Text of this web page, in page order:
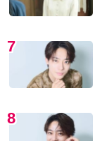
7
8